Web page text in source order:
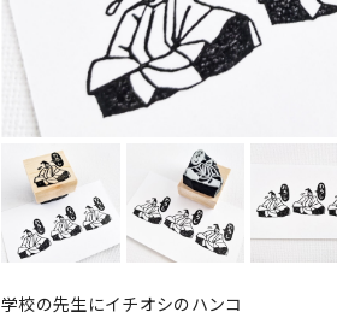
学校の先生にイチオシのハンコ